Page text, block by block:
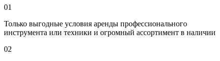
01
Только выгодные условия аренды профессионального
инструмента или техники и огромный ассортимент в наличии
02